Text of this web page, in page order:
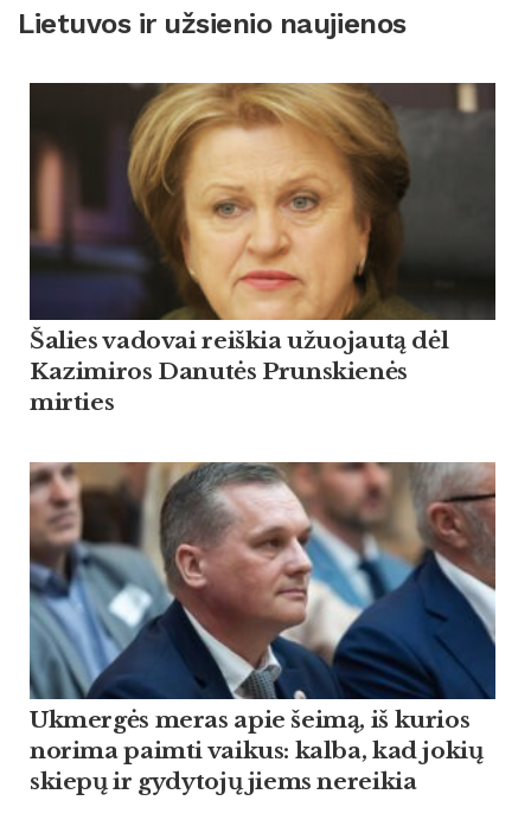
Lietuvos ir užsienio naujienos
Šalies vadovai reiškia užuojautą dėl
Kazimiros Danutės Prunskienės
mirties
Ukmergės meras apie šeimą, iš kurios
norima paimti vaikus: kalba, kad jokių
skiepų ir gydytojų jiems nereikia